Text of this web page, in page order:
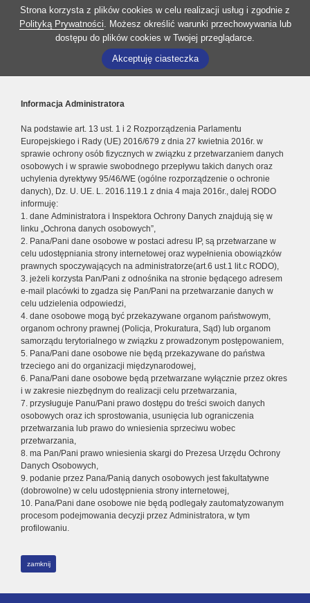
Strona korzysta z plików cookies w celu realizacji usług i zgodnie z
Polityką Prywatności. Możesz określić warunki przechowywania lub
dostępu do plików cookies w Twojej przeglądarce.
Akceptuję ciasteczka
Informacja Administratora
Na podstawie art. 13 ust. 1 i 2 Rozporządzenia Parlamentu
Europejskiego i Rady (UE) 2016/679 z dnia 27 kwietnia 2016r. w
sprawie ochrony osób fizycznych w związku z przetwarzaniem danych
osobowych i w sprawie swobodnego przepływu takich danych oraz
uchylenia dyrektywy 95/46/WE (ogólne rozporządzenie o ochronie
danych), Dz. U. UE. L. 2016.119.1 z dnia 4 maja 2016r., dalej RODO
informuję:
1. dane Administratora i Inspektora Ochrony Danych znajdują się w
linku „Ochrona danych osobowych”,
2. Pana/Pani dane osobowe w postaci adresu IP, są przetwarzane w
celu udostępniania strony internetowej oraz wypełnienia obowiązków
prawnych spoczywających na administratorze(art.6 ust.1 lit.c RODO),
3. jeżeli korzysta Pan/Pani z odnośnika na stronie będącego adresem
e-mail placówki to zgadza się Pan/Pani na przetwarzanie danych w
celu udzielenia odpowiedzi,
4. dane osobowe mogą być przekazywane organom państwowym,
organom ochrony prawnej (Policja, Prokuratura, Sąd) lub organom
samorządu terytorialnego w związku z prowadzonym postępowaniem,
5. Pana/Pani dane osobowe nie będą przekazywane do państwa
trzeciego ani do organizacji międzynarodowej,
6. Pana/Pani dane osobowe będą przetwarzane wyłącznie przez okres
i w zakresie niezbędnym do realizacji celu przetwarzania,
7. przysługuje Panu/Pani prawo dostępu do treści swoich danych
osobowych oraz ich sprostowania, usunięcia lub ograniczenia
przetwarzania lub prawo do wniesienia sprzeciwu wobec
przetwarzania,
8. ma Pan/Pani prawo wniesienia skargi do Prezesa Urzędu Ochrony
Danych Osobowych,
9. podanie przez Pana/Panią danych osobowych jest fakultatywne
(dobrowolne) w celu udostępnienia strony internetowej,
10. Pana/Pani dane osobowe nie będą podlegały zautomatyzowanym
procesom podejmowania decyzji przez Administratora, w tym
profilowaniu.
zamknij